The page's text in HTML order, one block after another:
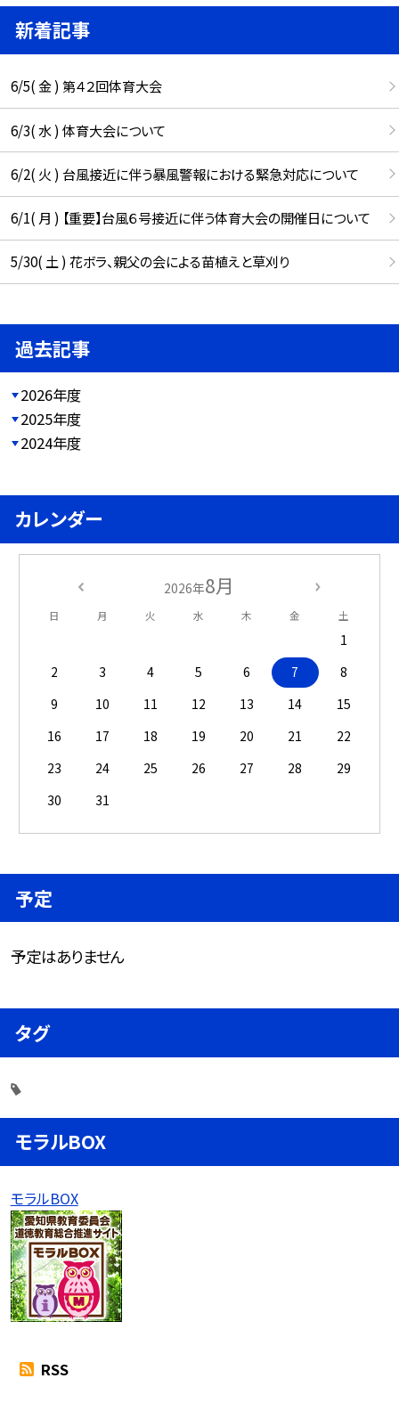
新着記事
6/5( 金 ) 第４２回体育大会
6/3( 水 ) 体育大会について
6/2( 火 ) 台風接近に伴う暴風警報における緊急対応について
6/1( 月 ) 【重要】台風６号接近に伴う体育大会の開催日について
5/30( 土 ) 花ボラ、親父の会による苗植えと草刈り
過去記事
2026年度
2025年度
2024年度
カレンダー
2026年8月
日 月 火 水 木 金 土
1
2
3 4 5 6 7
8
9
10 11 12 13 14
15
16
17 18 19 20 21
22
23
24 25 26 27 28
29
30
31
予定
予定はありません
タグ
モラルBOX
モラルBOX
RSS